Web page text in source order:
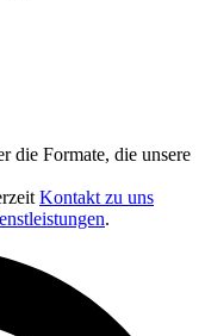
die Formate, die unsere
Kontakt zu uns
.